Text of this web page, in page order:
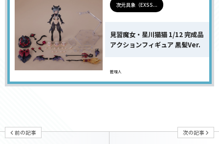
次元具象（EXSS...
見習魔女・星川猫猫 1/12 完成品
アクションフィギュア 黒髪Ver.
管理人
前の記事 次の記事